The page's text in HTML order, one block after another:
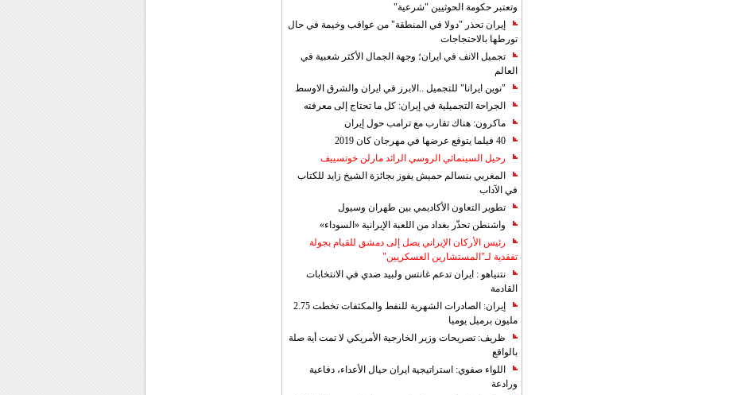
وتعتبر حكومة الحوثيين "شرعية"
إيران تحذر "دولا في المنطقة" من عواقب وخيمة في حال
تورطها بالاحتجاجات
تجميل الانف في ايران؛ وجهة الجمال الأكثر شعبية في
العالم
"نوين ايرانا" للتجميل ..الابرز في ايران والشرق الاوسط
الجراحة التجميلية في إيران: كل ما تحتاج إلى معرفته
ماكرون: هناك تقارب مع ترامب حول إيران
40 فيلما يتوقع عرضها في مهرجان كان 2019
رحيل السينمائي الروسي الرائد مارلن خوتسييف
المغربي بنسالم حميش يفوز بجائزة الشيخ زايد للكتاب
في الآداب
تطوير التعاون الأكاديمي بين طهران وسيول
واشنطن تحذّر بغداد من اللعبة الإيرانية «السوداء»
رئيس الأركان الإيراني يصل إلى دمشق للقيام بجولة
تفقدية لـ"المستشارين العسكريين"
نتنياهو : ايران تدعم غانتس ولبيد ضدي في الانتخابات
القادمة
إيران: الصادرات الشهریة للنفط والمكثفات تخطت 2.75
مليون برميل يوميا
ظريف: تصريحات وزير الخارجية الأمريكي لا تمت أية صلة
بالواقع
اللواء صفوي: استراتيجية ايران حيال الأعداء، دفاعية
ورادعة